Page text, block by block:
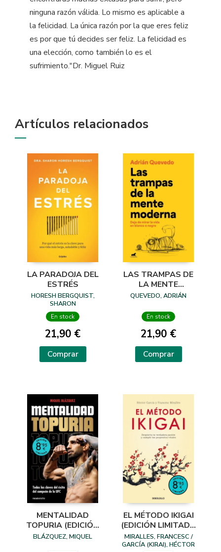
ninguna razón válida. Lo mismo es aplicable a
la felicidad. La única razón por la que eres feliz
es por que tú decides ser feliz. La felicidad es
una elección, como también lo es el
sufrimiento."Dr. Miguel Ruiz
Artículos relacionados
LA PARADOJA DEL
ESTRÉS
HORESH BERGQUIST,
SHARON
En stock
21,90 €
Comprar
LAS TRAMPAS DE
LA MENTE
MODERNA
QUEVEDO, ADRIÁN
En stock
21,90 €
Comprar
MENTALIDAD
TOPURIA (EDICIÓN
LIMITADA)
BLÁZQUEZ, MIQUEL
EL MÉTODO IKIGAI
(EDICIÓN LIMITADA
· VERANO)
MIRALLES, FRANCESC /
GARCÍA (KIRAI), HÉCTOR